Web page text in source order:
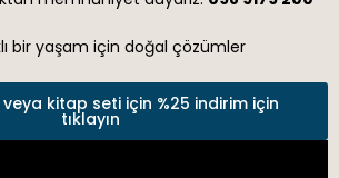
bir yaşam için doğal çözümler
kitap seti için %25 indirim için
tıklayın